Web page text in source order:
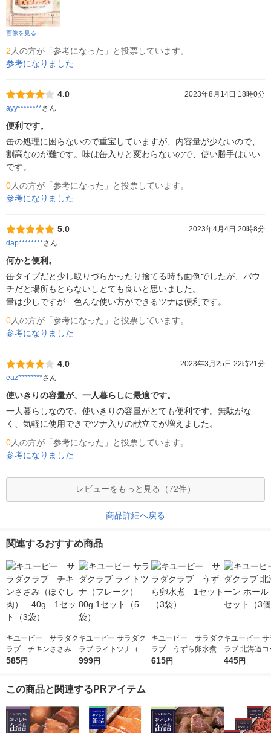
画像を見る
2 人の方が「参考になった」と投票しています。
参考になりました
4.0
2023年8月14日 18時0分
ayy********さん
便利です。
缶の処理に困らないので重宝していますが、内容量が少ないので、
割高なのが難です。味は缶入りと変わらないので、使い勝手はいい
です。
0人の方が「参考になった」と投票しています。
参考になりました
5.0
2023年4月4日 20時8分
dap********さん
何かと便利。
缶タイプだと少し取りづらかったり捨てる時も面倒でしたが、パウ
チだと場所もとらないしとても良いと思いました。
量は少しですが　色んな使い方ができるツナは便利です。
0人の方が「参考になった」と投票しています。
参考になりました
4.0
2023年3月25日 22時21分
eaz********さん
使いきりの容量が、一人暮らしに最適です。
一人暮らしなので、使いきりの容量がとても便利です。無駄がな
く、気軽に使用できでツナ入りの献立てが増えました。
0人の方が「参考になった」と投票しています。
参考になりました
レビューをもっと見る（72件）
商品詳細へ戻る
関連するおすすめ商品
キユーピー サラダク
ラブ チキンささみ
（ほぐし肉） 40g
585円
キユーピー サラダク
ラブ ライトツナ（フ
レーク） 80g 1セット
999円
キユーピー サラダク
ラブ うずら卵水煮
1セット（3袋）
615円
キユーピー
ラブ 北海道
ール 50g 1セ
445円
この商品と関連するPRアイテム